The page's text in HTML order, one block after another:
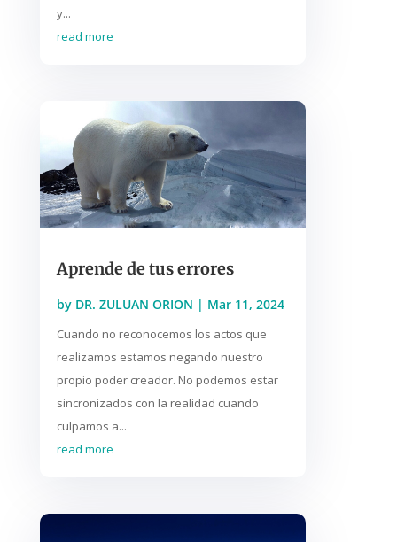
y...
read more
Aprende de tus errores
by DR. ZULUAN ORION | Mar 11, 2024
Cuando no reconocemos los actos que
realizamos estamos negando nuestro
propio poder creador. No podemos estar
sincronizados con la realidad cuando
culpamos a...
read more